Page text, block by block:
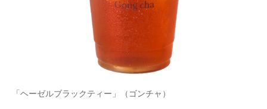
企業向けIT製品の総合サイト
IT製品の技術・比較・事例
製造業のIT導入・活用を支援
モノづくり技術者専門サイト
「ヘーゼルブラックティー」（ゴンチャ）